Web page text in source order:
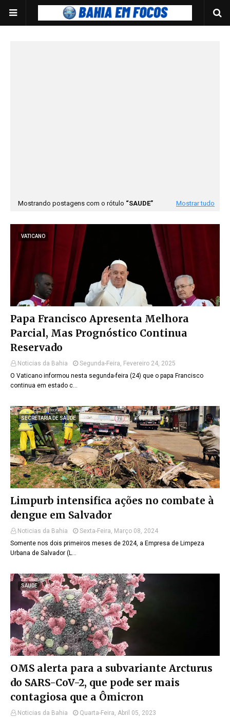
Mostrando postagens com o rótulo SAUDE Mostrar tudo
VATICANO
Papa Francisco Apresenta Melhora
Parcial, Mas Prognóstico Continua
Reservado
Noticias da Bahia
Segunda-Feira, Fevereiro 24, 2025
O Vaticano informou nesta segunda-feira (24) que o papa Francisco
continua em estado c…
SECRETARIA DE SAUDE
Limpurb intensifica ações no combate à
dengue em Salvador
Noticias da Bahia
Sexta-Feira, Março 08, 2024
Somente nos dois primeiros meses de 2024, a Empresa de Limpeza
Urbana de Salvador (L…
SAUDE
OMS alerta para a subvariante Arcturus
do SARS-CoV-2, que pode ser mais
contagiosa que a Ômicron
Noticias da Bahia
Quarta-Feira, Abril 05, 2023